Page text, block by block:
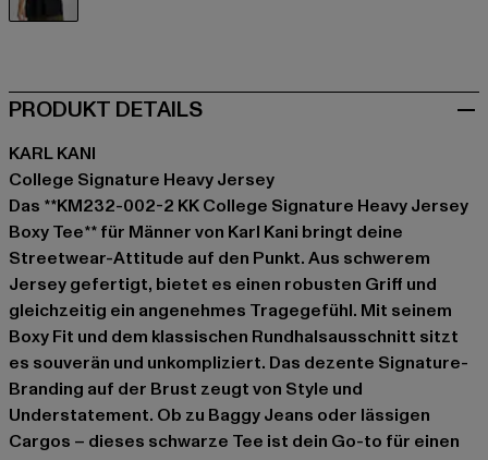
PRODUKT DETAILS
KARL KANI
College Signature Heavy Jersey
Das **KM232-002-2 KK College Signature Heavy Jersey
Boxy Tee** für Männer von Karl Kani bringt deine
Streetwear-Attitude auf den Punkt. Aus schwerem
Jersey gefertigt, bietet es einen robusten Griff und
gleichzeitig ein angenehmes Tragegefühl. Mit seinem
Boxy Fit und dem klassischen Rundhalsausschnitt sitzt
es souverän und unkompliziert. Das dezente Signature-
Branding auf der Brust zeugt von Style und
Understatement. Ob zu Baggy Jeans oder lässigen
Cargos – dieses schwarze Tee ist dein Go-to für einen